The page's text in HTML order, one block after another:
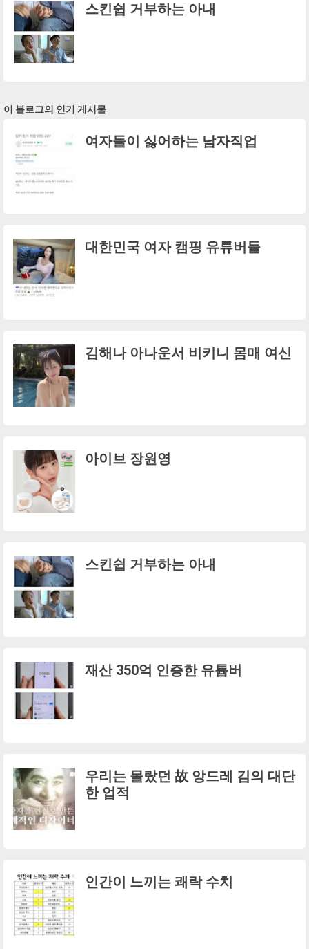
스킨쉽 거부하는 아내
이 블로그의 인기 게시물
여자들이 싫어하는 남자직업
대한민국 여자 캠핑 유튜버들
김해나 아나운서 비키니 몸매 여신
아이브 장원영
스킨쉽 거부하는 아내
재산 350억 인증한 유튭버
우리는 몰랐던 故 앙드레 김의 대단
한 업적
인간이 느끼는 쾌락 수치